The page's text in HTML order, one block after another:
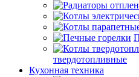
твердотопливные
Кухонная техника